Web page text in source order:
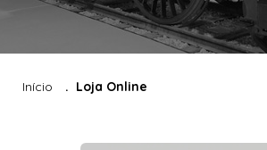
Início Loja Online